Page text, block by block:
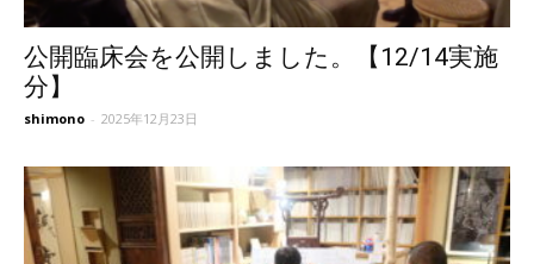
公開臨床会を公開しました。【12/14実施
分】
shimono - 2025年12月23日